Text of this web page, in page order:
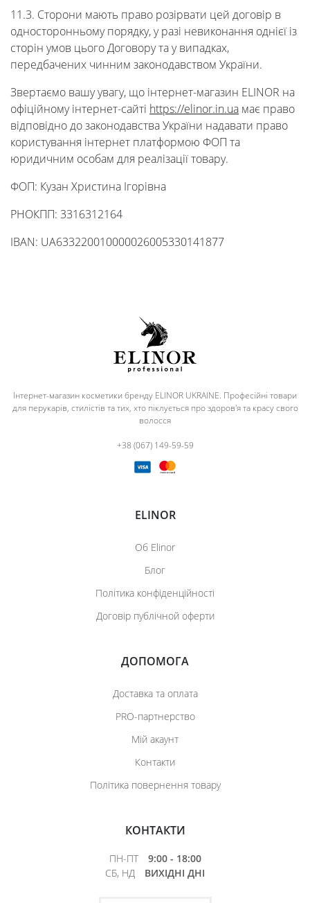
11.3. Сторони мають право розірвати цей договір в
односторонньому порядку, у разі невиконання однієї із
сторін умов цього Договору та у випадках,
передбачених чинним законодавством України.
Звертаємо вашу увагу, що інтернет-магазин ELINOR на
офіційному інтернет-сайті https://elinor.in.ua має право
відповідно до законодавства України надавати право
користування інтернет платформою ФОП та
юридичним особам для реалізації товару.
ФОП: Кузан Христина Ігорівна
РНОКПП: 3316312164
IBAN: UA633220010000026005330141877
Інтернет-магазин косметики бренду ELINOR UKRAINE. Професійні товари
для перукарів, стилістів та тих, хто піклується про здоров'я та красу свого
волосся
+38 (067) 149-59-59
ELINOR
Об Elinor
Блог
Політика конфіденційності
Договір публічной оферти
ДОПОМОГА
Доставка та оплата
PRO-партнерство
Мій акаунт
Контакти
Політика повернення товару
КОНТАКТИ
ПН-ПТ
9:00 - 18:00
СБ, НД
ВИХІДНІ ДНІ